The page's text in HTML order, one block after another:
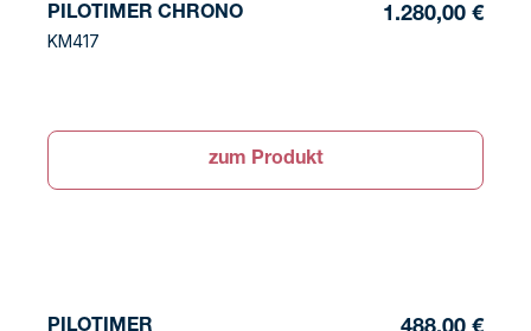
PILOTIMER CHRONO
KM417
1.280,00 €
zum Produkt
PILOTIMER